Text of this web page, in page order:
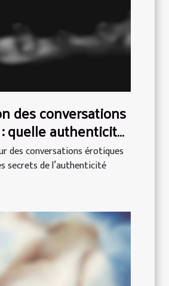
des conversations
quelle authenticité
les utilisateurs ?
des conversations érotiques
secrets de l’authenticité